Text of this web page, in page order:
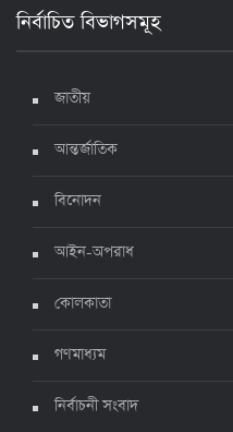
ঊর্ধ্বগতিতে
নির্বাচিত বিভাগসমূহ
জাতীয়
আন্তর্জাতিক
বিনোদন
আইন-অপরাধ
কোলকাতা
গণমাধ্যম
নির্বাচনী সংবাদ